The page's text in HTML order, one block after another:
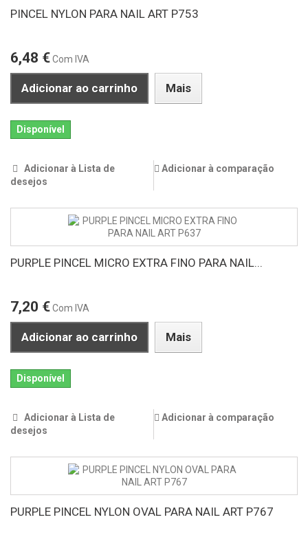
PINCEL NYLON PARA NAIL ART P753
6,48 €Com IVA
Adicionar ao carrinho Mais
Disponível
Adicionar à Lista de
desejos
Adicionar à comparação
PURPLE PINCEL MICRO EXTRA FINO PARA NAIL...
7,20 €Com IVA
Adicionar ao carrinho Mais
Disponível
Adicionar à Lista de
desejos
Adicionar à comparação
PURPLE PINCEL NYLON OVAL PARA NAIL ART P767